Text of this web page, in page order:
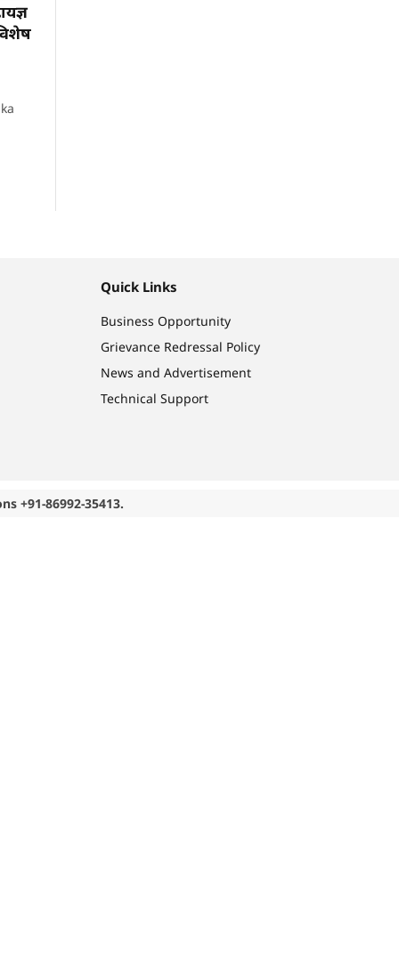
Quick Links
Business Opportunity
Grievance Redressal Policy
News and Advertisement
Technical Support
+91-86992-35413.